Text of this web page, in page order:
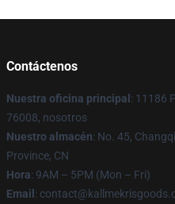
Contáctenos
Nuestra oficina principal : 11186
76008, nosotros
Nuestro almacén: No. 45,
Province, CN
Hora: 9AM – 5PM (Mon – Fri)
Email :